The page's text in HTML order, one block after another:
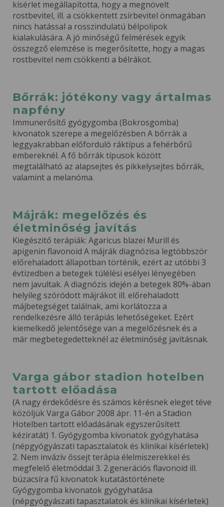
kísérlet megállapította, hogy a megnövelt
rostbevitel, ill. a csökkentett zsírbevitel önmagában
nincs hatással a rosszindulatú bélpolipok
kialakulására. A jó minőségű felmérések egyik
összegző elemzése is megerősítette, hogy a magas
rostbevitel nem csökkenti a bélrákot.
Bőrrák: jótékony vagy ártalmas
napfény
Immunerősítő gyógygomba (Bokrosgomba)
kivonatok szerepe a megelőzésben A bőrrák a
leggyakrabban előforduló ráktípus a fehérbőrű
embereknél. A fő bőrrák típusok között
megtalálható az alapsejtes és pikkelysejtes bőrrák,
valamint a melanóma.
Májrák: megelőzés és
életminőség javítás
Kiegészitő terápiák: Agaricus blazei Murill és
apigenin flavonoid A májrák diagnózisa legtöbbször
előrehaladott állapotban történik, ezért az utóbbi 3
évtizedben a betegek túlélési esélyei lényegében
nem javultak. A diagnózis idején a betegek 80%-ában
helyileg szóródott májrákot ill. előrehaladott
májbetegséget találnak, ami korlátozza a
rendelkezésre álló terápiás lehetőségeket. Ezért
kiemelkedő jelentősége van a megelőzésnek és a
már megbetegedetteknél az életminőség javításnak.
Varga gábor stadion hotelben
tartott előadása
(A nagy érdekődésre és számos kérésnek eleget téve
közöljük Varga Gábor 2008 ápr. 11-én a Stadion
Hotelben tartott előadásának egyszerűsített
kéziratát) 1. Gyógygomba kivonatok gyógyhatása
(népgyógyászati tapasztalatok és klinikai kísérletek)
2. Nem invázív őssejt terápia élelmiszerekkel és
megfelelő életmóddal 3. 2.generációs flavonoid ill.
búzacsíra fű kivonatok kutatástörténete
Gyógygomba kivonatok gyógyhatása
(népgyógyászati tapasztalatok és klinikai kísérletek)